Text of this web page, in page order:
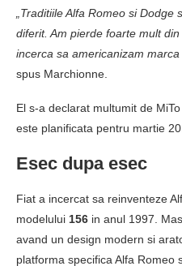
„Traditiile Alfa Romeo si
diferit. Am pierde foarte mult
incerca sa americanizam
spus Marchionne.
El s-a declarat multumit de
este planificata pentru martie
Esec dupa esec
Fiat a incercat sa reinventeze
modelului 156 in anul 1997.
avand un design modern si
platforma specifica Alfa Romeo